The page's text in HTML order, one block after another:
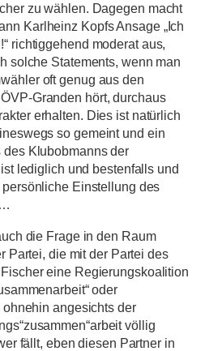
zu wählen. Dagegen macht
Karlheinz Kopfs Ansage „Ich
richtiggehend moderat aus,
solche Statements, wenn man
oft genug aus den
Granden hört, durchaus
erhalten. Dies ist natürlich
so gemeint und ein
Klubobmanns der
lediglich und bestenfalls und
Einstellung des
die Frage in den Raum
Partei, die mit der Partei des
eine Regierungskoalition
oder
ohnehin angesichts der
völlig
fällt, eben diesen Partner in